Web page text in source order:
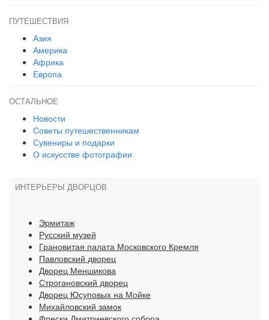
ПУТЕШЕСТВИЯ
Азия
Америка
Африка
Европа
ОСТАЛЬНОЕ
Новости
Советы путешественникам
Сувениры и подарки
О искусстве фотографии
ИНТЕРЬЕРЫ ДВОРЦОВ
Эрмитаж
Русский музей
Грановитая палата Московского Кремля
Павловский дворец
Дворец Меншикова
Строгановский дворец
Дворец Юсуповых на Мойке
Михайловский замок